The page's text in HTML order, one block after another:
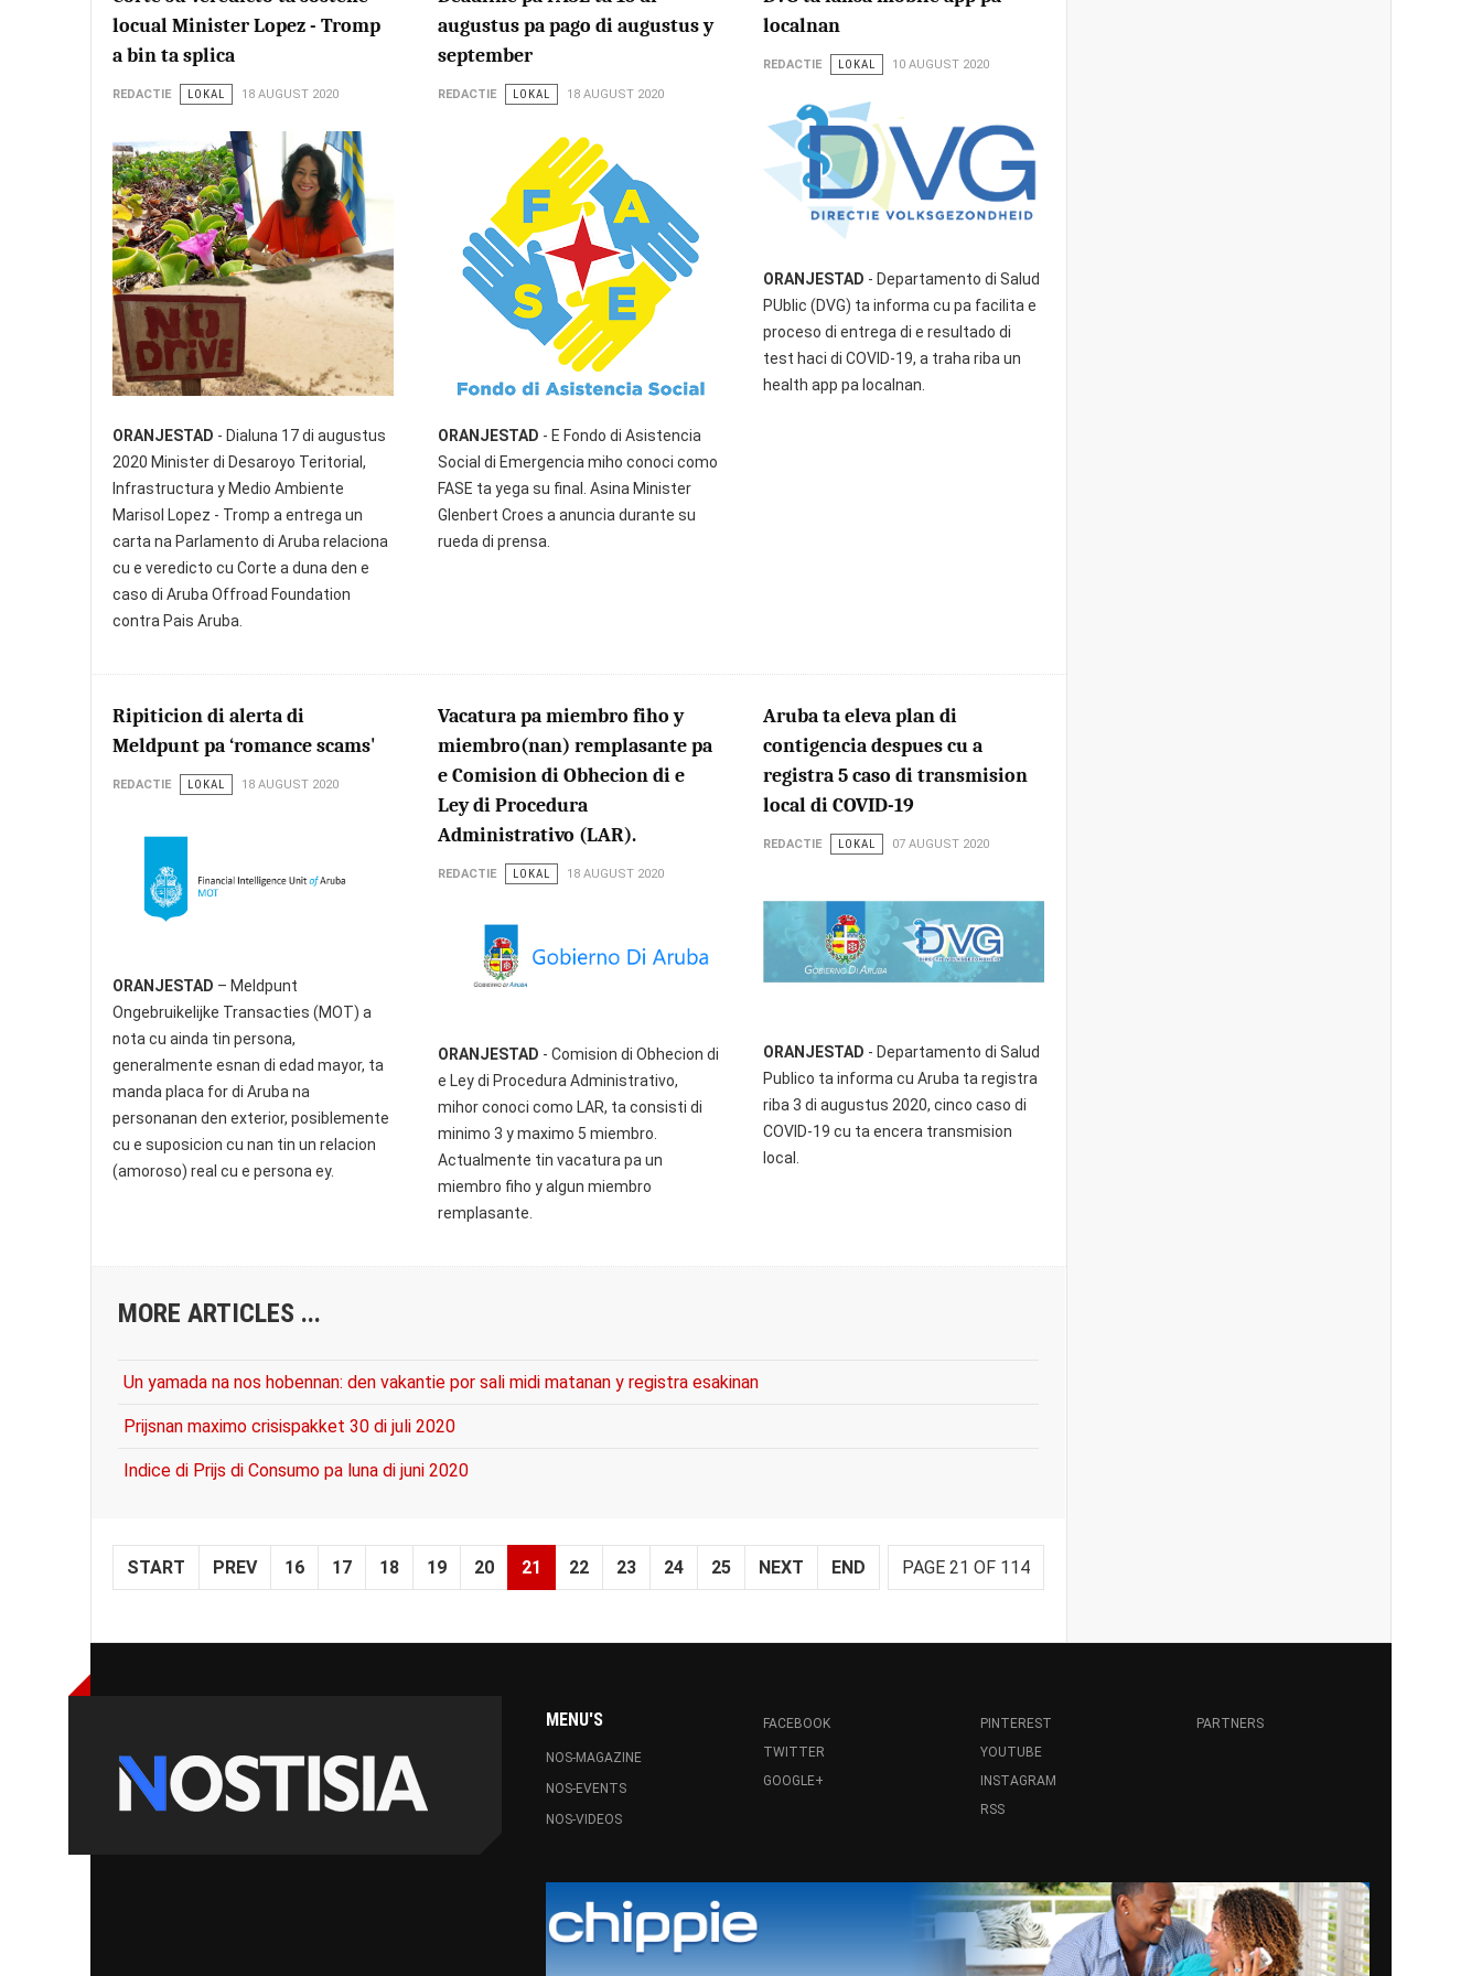
locual Minister Lopez - Tromp
a bin ta splica
REDACTIE LOKAL 18 AUGUST 2020
ORANJESTAD - Dialuna 17 di augustus
2020 Minister di Desaroyo Teritorial,
Infrastructura y Medio Ambiente
Marisol Lopez - Tromp a entrega un
carta na Parlamento di Aruba relaciona
cu e veredicto cu Corte a duna den e
caso di Aruba Offroad Foundation
contra Pais Aruba.
augustus pa pago di augustus y
september
REDACTIE LOKAL 18 AUGUST 2020
ORANJESTAD - E Fondo di Asistencia
Social di Emergencia miho conoci como
FASE ta yega su final. Asina Minister
Glenbert Croes a anuncia durante su
rueda di prensa.
localnan
REDACTIE LOKAL 10 AUGUST 2020
ORANJESTAD - Departamento di Salud
PUblic (DVG) ta informa cu pa facilita e
proceso di entrega di e resultado di
test haci di COVID-19, a traha riba un
health app pa localnan.
Ripiticion di alerta di
Meldpunt pa ‘romance scams'
REDACTIE LOKAL 18 AUGUST 2020
ORANJESTAD – Meldpunt
Ongebruikelijke Transacties (MOT) a
nota cu ainda tin persona,
generalmente esnan di edad mayor, ta
manda placa for di Aruba na
personanan den exterior, posiblemente
cu e suposicion cu nan tin un relacion
(amoroso) real cu e persona ey.
Vacatura pa miembro fiho y
miembro(nan) remplasante pa
e Comision di Obhecion di e
Ley di Procedura
Administrativo (LAR).
REDACTIE LOKAL 18 AUGUST 2020
ORANJESTAD - Comision di Obhecion di
e Ley di Procedura Administrativo,
mihor conoci como LAR, ta consisti di
minimo 3 y maximo 5 miembro.
Actualmente tin vacatura pa un
miembro fiho y algun miembro
remplasante.​
Aruba ta eleva plan di
contigencia despues cu a
registra 5 caso di transmision
local di COVID-19
REDACTIE LOKAL 07 AUGUST 2020
ORANJESTAD - Departamento di Salud
Publico ta informa cu Aruba ta registra
riba 3 di augustus 2020, cinco caso di
COVID-19 cu ta encera transmision
local.
MORE ARTICLES ...
Un yamada na nos hobennan: den vakantie por sali midi matanan y registra esakinan
Prijsnan maximo crisispakket 30 di juli 2020
Indice di Prijs di Consumo pa luna di juni 2020
PAGE 21 OF 114
START PREV 16 17 18 19 20 21 22 23 24 25 NEXT END
MENU'S
NOS-MAGAZINE
NOS-EVENTS
NOS-VIDEOS
FACEBOOK
TWITTER
GOOGLE+
PINTEREST
YOUTUBE
INSTAGRAM
RSS
PARTNERS